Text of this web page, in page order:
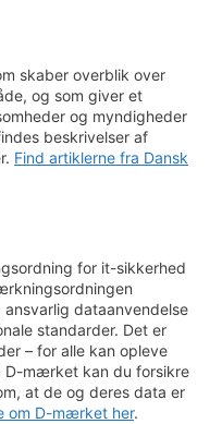
skaber overblik over
og som giver et
og myndigheder
beskrivelser af
Find artiklerne fra Dansk
for it-sikkerhed
dataanvendelse
standarder. Det er
– for alle kan opleve
D-mærket kan du forsikre
at de og deres data er
om D-mærket her.